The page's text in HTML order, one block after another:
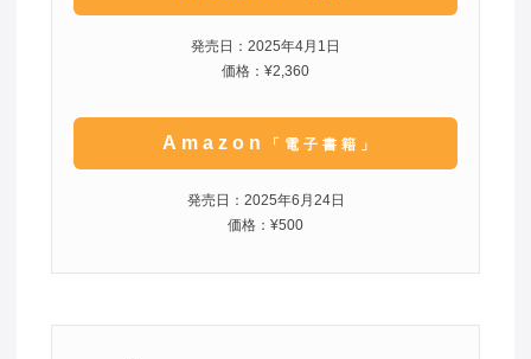
発売日：2025年4月1日
価格：¥2,360
Amazon 「電子書籍」
発売日：2025年6月24日
価格：¥500